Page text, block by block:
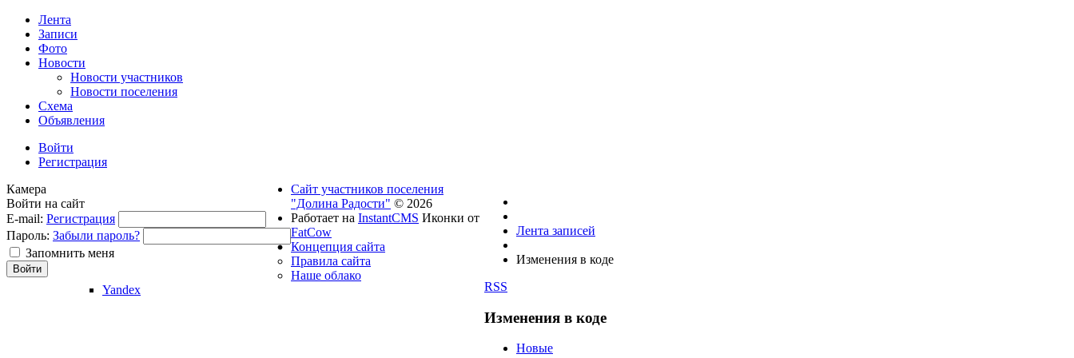
Лента
Записи
Фото
Новости
Новости участников
Новости поселения
Схема
Объявления
Войти
Регистрация
Лента записей
Изменения в коде
RSS
Изменения в коде
Новые
Камера
Войти на сайт
E-mail: Регистрация
Пароль: Забыли пароль?
Запомнить меня
Сайт участников поселения
"Долина Радости" © 2026
Работает на InstantCMS Иконки от
FatCow
Концепция сайта
Правила сайта
Наше облако
Yandex